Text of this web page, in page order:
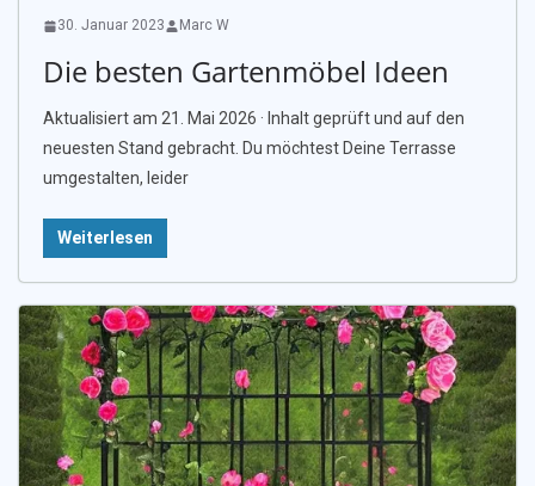
30. Januar 2023 Marc W
Die besten Gartenmöbel Ideen
Aktualisiert am 21. Mai 2026 · Inhalt geprüft und auf den
neuesten Stand gebracht. Du möchtest Deine Terrasse
umgestalten, leider
Weiterlesen